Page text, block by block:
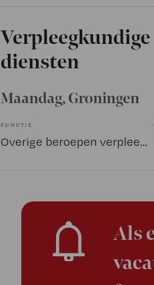
diensten
Maandag, Groningen
FUNCTIE
Overige beroepen verpleegkunde
Als